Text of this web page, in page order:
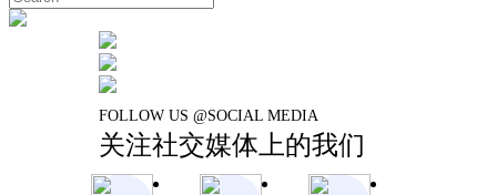
FOLLOW US @SOCIAL MEDIA
关注社交媒体上的我们